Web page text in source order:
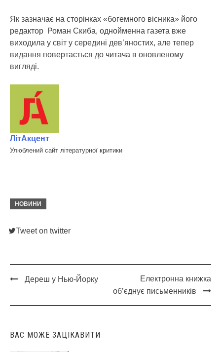
Як зазначає на сторінках «богемного вісника» його
редактор Роман Скиба, однойменна газета вже
виходила у світ у середині дев’яностих, але тепер
видання повертається до читача в оновленому
вигляді.
ЛітАкцент
Улюблений сайт літературної критики
НОВИНИ
Tweet on twitter
navigation
Дереш у Нью-Йорку
Електронна книжка
об’єднує письменників
ВАС МОЖЕ ЗАЦІКАВИТИ